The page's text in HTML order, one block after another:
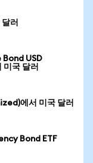
러
USD
국 달러
에서 미국 달러
Bond ETF